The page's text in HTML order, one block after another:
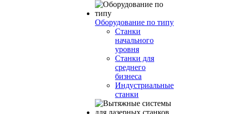
Оборудование по типу
Cтанки
начального
уровня
Станки для
среднего
бизнеса
Индустриальные
станки